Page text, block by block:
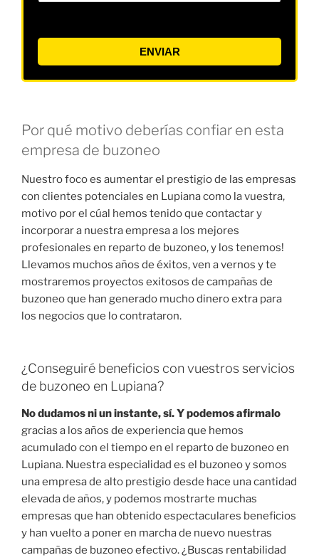
ENVIAR
Por qué motivo deberías confiar en esta
empresa de buzoneo
Nuestro foco es aumentar el prestigio de las empresas
con clientes potenciales en Lupiana como la vuestra,
motivo por el cúal hemos tenido que contactar y
incorporar a nuestra empresa a los mejores
profesionales en reparto de buzoneo, y los tenemos!
Llevamos muchos años de éxitos, ven a vernos y te
mostraremos proyectos exitosos de campañas de
buzoneo que han generado mucho dinero extra para
los negocios que lo contrataron.
¿Conseguiré beneficios con vuestros servicios
de buzoneo en Lupiana?
No dudamos ni un instante, sí. Y podemos afirmalo
gracias a los años de experiencia que hemos
acumulado con el tiempo en el reparto de buzoneo en
Lupiana. Nuestra especialidad es el buzoneo y somos
una empresa de alto prestigio desde hace una cantidad
elevada de años, y podemos mostrarte muchas
empresas que han obtenido espectaculares beneficios
y han vuelto a poner en marcha de nuevo nuestras
campañas de buzoneo efectivo. ¿Buscas rentabilidad